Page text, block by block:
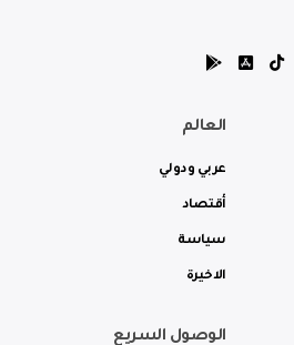
العالم
عربي ودولي
أقتصاد
سياسة
الاخيرة
الوصول السريع